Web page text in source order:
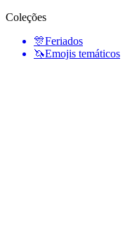
Coleções
🎊Feriados
🦄Emojis temáticos